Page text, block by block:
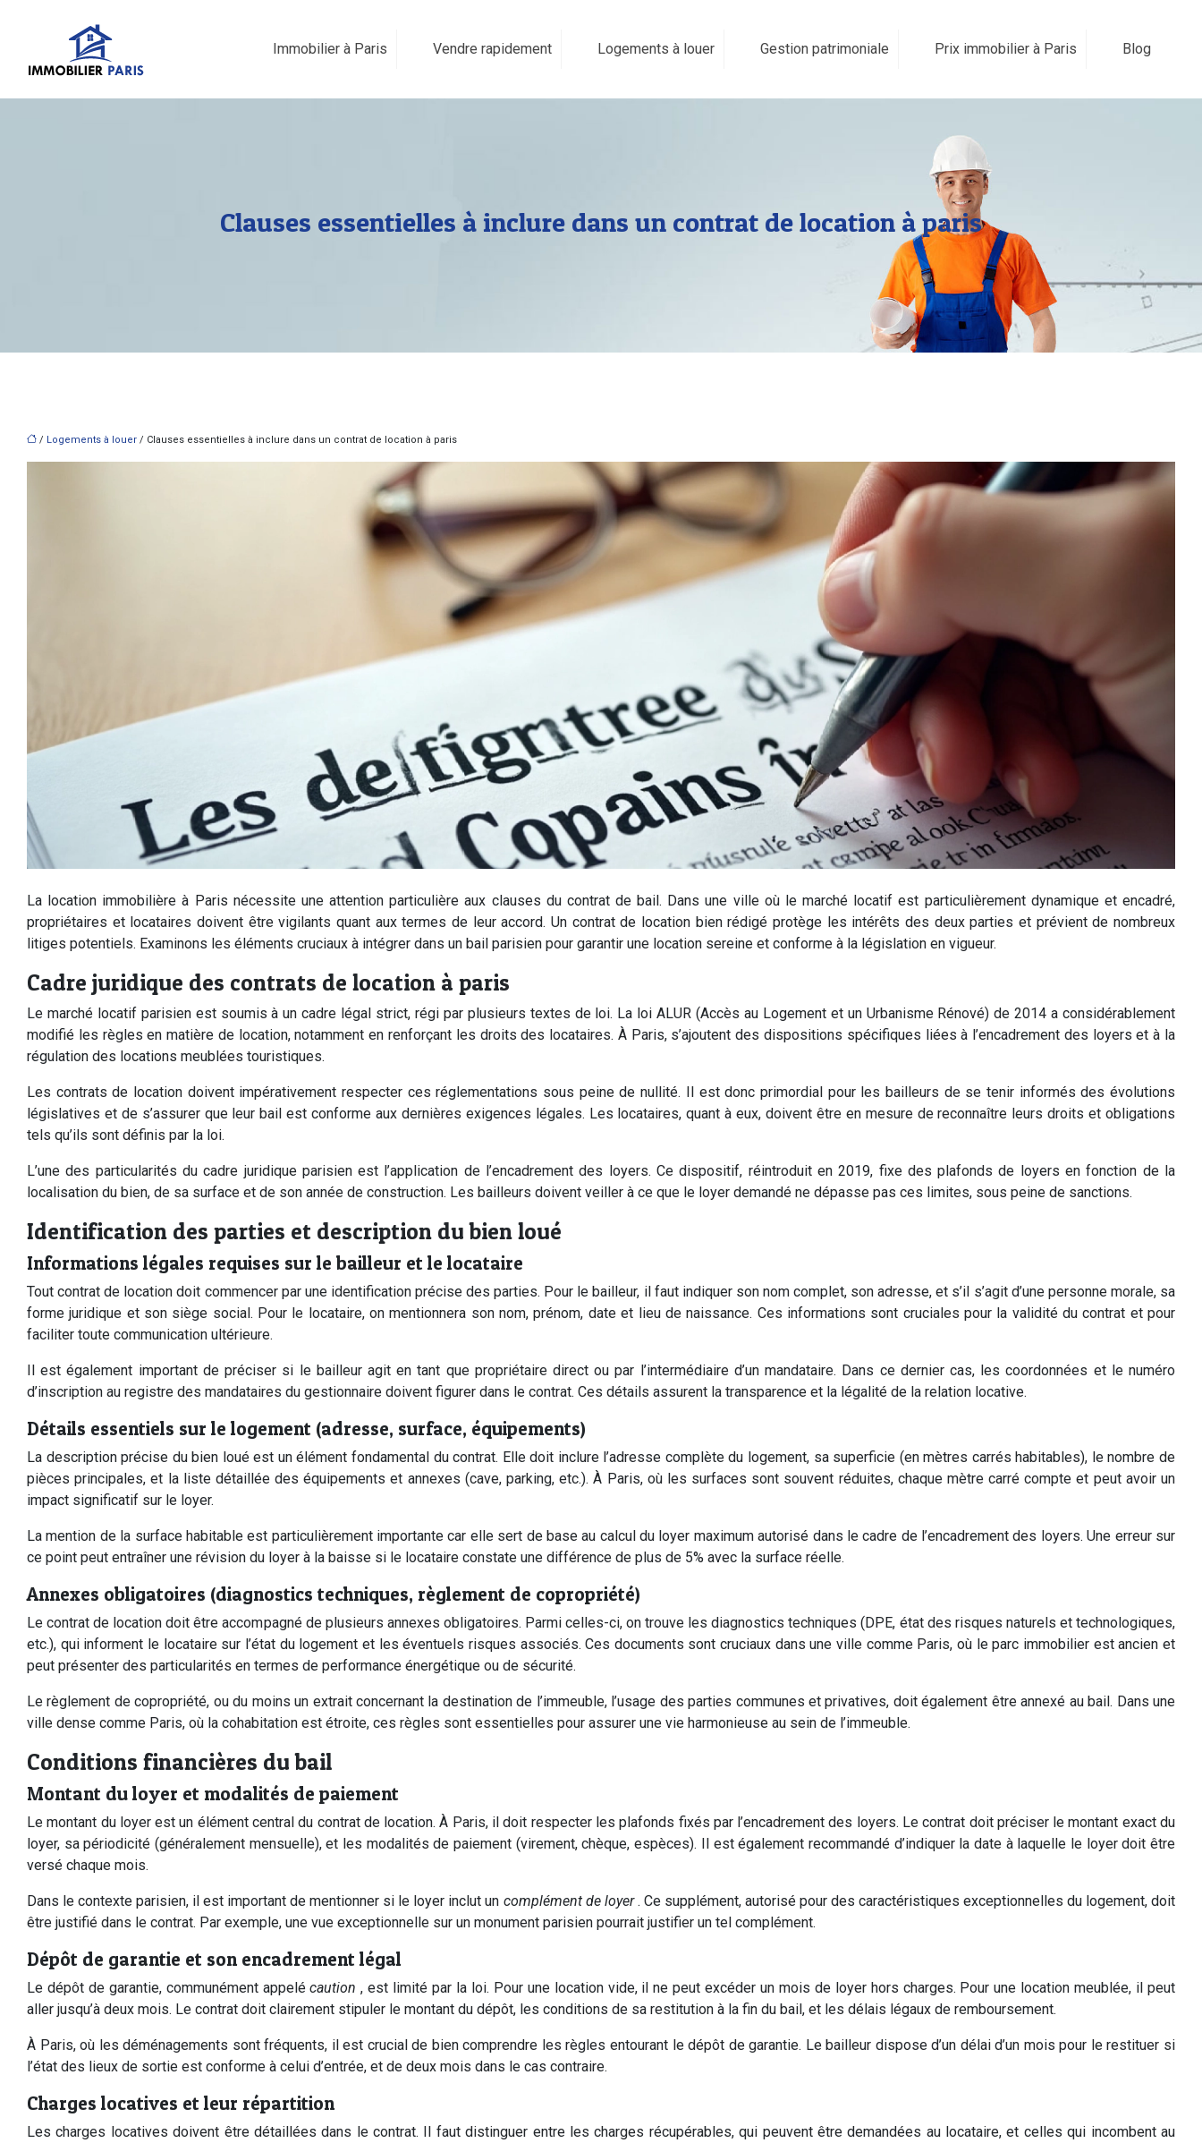
Immobilier à Paris Vendre rapidement Logements à louer Gestion patrimoniale Prix immobilier à Paris Blog
Clauses essentielles à inclure dans un contrat de location à paris
/ Logements à louer / Clauses essentielles à inclure dans un contrat de location à paris
La location immobilière à Paris nécessite une attention particulière aux clauses du contrat de bail. Dans une ville où le marché locatif est particulièrement dynamique et encadré,
propriétaires et locataires doivent être vigilants quant aux termes de leur accord. Un contrat de location bien rédigé protège les intérêts des deux parties et prévient de nombreux
litiges potentiels. Examinons les éléments cruciaux à intégrer dans un bail parisien pour garantir une location sereine et conforme à la législation en vigueur.
Cadre juridique des contrats de location à paris
Le marché locatif parisien est soumis à un cadre légal strict, régi par plusieurs textes de loi. La loi ALUR (Accès au Logement et un Urbanisme Rénové) de 2014 a considérablement
modifié les règles en matière de location, notamment en renforçant les droits des locataires. À Paris, s’ajoutent des dispositions spécifiques liées à l’encadrement des loyers et à la
régulation des locations meublées touristiques.
Les contrats de location doivent impérativement respecter ces réglementations sous peine de nullité. Il est donc primordial pour les bailleurs de se tenir informés des évolutions
législatives et de s’assurer que leur bail est conforme aux dernières exigences légales. Les locataires, quant à eux, doivent être en mesure de reconnaître leurs droits et obligations
tels qu’ils sont définis par la loi.
L’une des particularités du cadre juridique parisien est l’application de l’encadrement des loyers. Ce dispositif, réintroduit en 2019, fixe des plafonds de loyers en fonction de la
localisation du bien, de sa surface et de son année de construction. Les bailleurs doivent veiller à ce que le loyer demandé ne dépasse pas ces limites, sous peine de sanctions.
Identification des parties et description du bien loué
Informations légales requises sur le bailleur et le locataire
Tout contrat de location doit commencer par une identification précise des parties. Pour le bailleur, il faut indiquer son nom complet, son adresse, et s’il s’agit d’une personne morale, sa
forme juridique et son siège social. Pour le locataire, on mentionnera son nom, prénom, date et lieu de naissance. Ces informations sont cruciales pour la validité du contrat et pour
faciliter toute communication ultérieure.
Il est également important de préciser si le bailleur agit en tant que propriétaire direct ou par l’intermédiaire d’un mandataire. Dans ce dernier cas, les coordonnées et le numéro
d’inscription au registre des mandataires du gestionnaire doivent figurer dans le contrat. Ces détails assurent la transparence et la légalité de la relation locative.
Détails essentiels sur le logement (adresse, surface, équipements)
La description précise du bien loué est un élément fondamental du contrat. Elle doit inclure l’adresse complète du logement, sa superficie (en mètres carrés habitables), le nombre de
pièces principales, et la liste détaillée des équipements et annexes (cave, parking, etc.). À Paris, où les surfaces sont souvent réduites, chaque mètre carré compte et peut avoir un
impact significatif sur le loyer.
La mention de la surface habitable est particulièrement importante car elle sert de base au calcul du loyer maximum autorisé dans le cadre de l’encadrement des loyers. Une erreur sur
ce point peut entraîner une révision du loyer à la baisse si le locataire constate une différence de plus de 5% avec la surface réelle.
Annexes obligatoires (diagnostics techniques, règlement de copropriété)
Le contrat de location doit être accompagné de plusieurs annexes obligatoires. Parmi celles-ci, on trouve les diagnostics techniques (DPE, état des risques naturels et technologiques,
etc.), qui informent le locataire sur l’état du logement et les éventuels risques associés. Ces documents sont cruciaux dans une ville comme Paris, où le parc immobilier est ancien et
peut présenter des particularités en termes de performance énergétique ou de sécurité.
Le règlement de copropriété, ou du moins un extrait concernant la destination de l’immeuble, l’usage des parties communes et privatives, doit également être annexé au bail. Dans une
ville dense comme Paris, où la cohabitation est étroite, ces règles sont essentielles pour assurer une vie harmonieuse au sein de l’immeuble.
Conditions financières du bail
Montant du loyer et modalités de paiement
Le montant du loyer est un élément central du contrat de location. À Paris, il doit respecter les plafonds fixés par l’encadrement des loyers. Le contrat doit préciser le montant exact du
loyer, sa périodicité (généralement mensuelle), et les modalités de paiement (virement, chèque, espèces). Il est également recommandé d’indiquer la date à laquelle le loyer doit être
versé chaque mois.
Dans le contexte parisien, il est important de mentionner si le loyer inclut un complément de loyer . Ce supplément, autorisé pour des caractéristiques exceptionnelles du logement, doit
être justifié dans le contrat. Par exemple, une vue exceptionnelle sur un monument parisien pourrait justifier un tel complément.
Dépôt de garantie et son encadrement légal
Le dépôt de garantie, communément appelécaution, est limité par la loi. Pour une location vide, il ne peut excéder un mois de loyer hors charges. Pour une location meublée, il peut
aller jusqu’à deux mois. Le contrat doit clairement stipuler le montant du dépôt, les conditions de sa restitution à la fin du bail, et les délais légaux de remboursement.
À Paris, où les déménagements sont fréquents, il est crucial de bien comprendre les règles entourant le dépôt de garantie. Le bailleur dispose d’un délai d’un mois pour le restituer si
l’état des lieux de sortie est conforme à celui d’entrée, et de deux mois dans le cas contraire.
Charges locatives et leur répartition
Les charges locatives doivent être détaillées dans le contrat. Il faut distinguer entre les charges récupérables, qui peuvent être demandées au locataire, et celles qui incombent au